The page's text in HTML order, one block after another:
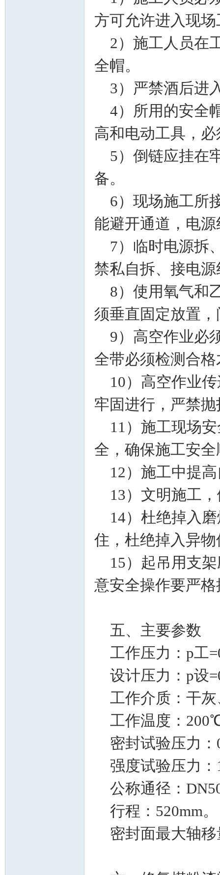
方可允许进入现
2）施工人员在
全帽。
3）严禁酒后进
4）所用的安全
高和电动工具，
5）倒链应挂在
备。
6）现场施工所
能避开通道，电
7）临时电源拆
禁私自拆、接电源
8）使用氧气和
须垂直固定放置
9）高空作业必
全带必须检测合
10）高空作业传
牢固进行，严禁抛
11）施工现场安
全，确保施工安
12）施工中提高
13）文明施工，
14）杜绝掉入磨
住，杜绝掉入异
15）起吊用支架
意安全操作要严
五、主要参数
工作压力：p工
设计压力：p设
工作介质：干灰
工作温度：
密封试验压力：
强度试验压力：
公称通径：
行程：520mm。
密封面最大轴移